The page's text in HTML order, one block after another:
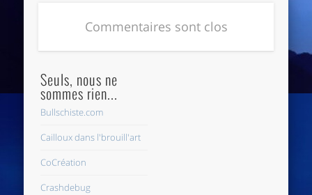
Commentaires sont clos
Seuls, nous ne
sommes rien...
Bullschiste.com
Cailloux dans l'brouill'art
CoCréation
Crashdebug